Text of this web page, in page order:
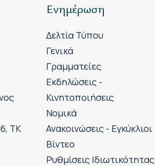
ΤΚ
Ενημέρωση
Δελτία Τύπου
Γενικά
Γραμματείες
Εκδηλώσεις -
Κινητοποιήσεις
Νομικά
Ανακοινώσεις - Εγκύκλιοι
Βίντεο
Ρυθμίσεις Ιδιωτικότητας